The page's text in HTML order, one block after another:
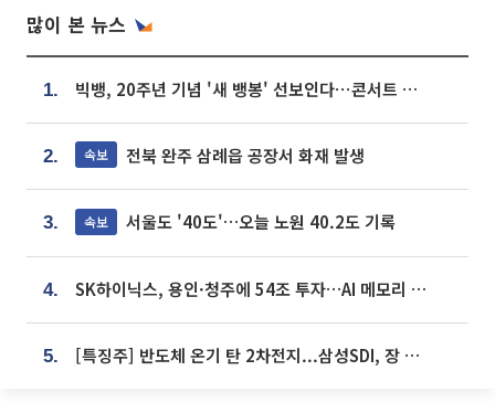
많이 본 뉴스
1. 빅뱅, 20주년 기념 '새 뱅봉' 선보인다⋯콘서트 앞두고 팝업 개최
2. 속보 전북 완주 삼례읍 공장서 화재 발생
3. 속보 서울도 '40도'…오늘 노원 40.2도 기록
4. SK하이닉스, 용인·청주에 54조 투자…AI 메모리 생산기지 키운다
5. [특징주] 반도체 온기 탄 2차전지...삼성SDI, 장 초반 7% 넘게 껑충